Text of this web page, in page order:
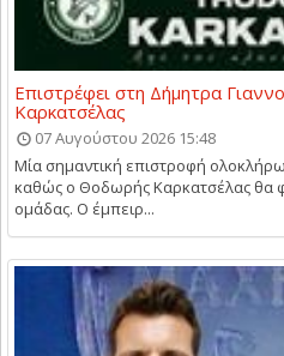
Επιστρέφει στη Δήμητρα
Καρκατσέλας
07 Αυγούστου 2026 15:48
Μία σημαντική επιστροφή
καθώς ο Θοδωρής Καρκατσέλας θα
ομάδας. Ο έμπειρ...